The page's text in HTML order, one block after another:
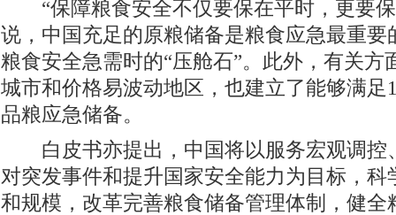
“保障粮食安全不仅要保在平时，更要保
说，中国充足的原粮储备是粮食应急最重要
粮食安全急需时的“压舱石”。此外，有关方
城市和价格易波动地区，也建立了能够满足
品粮应急储备。
白皮书亦提出，中国将以服务宏观调控
对突发事件和提升国家安全能力为目标，科
和规模，改革完善粮食储备管理体制，健全